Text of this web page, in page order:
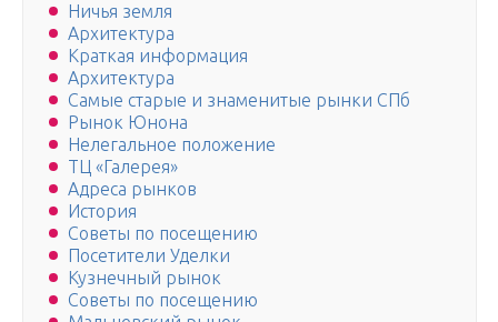
Ничья земля
Архитектура
Краткая информация
Архитектура
Самые старые и знаменитые рынки СПб
Рынок Юнона
Нелегальное положение
ТЦ «Галерея»
Адреса рынков
История
Советы по посещению
Посетители Уделки
Кузнечный рынок
Советы по посещению